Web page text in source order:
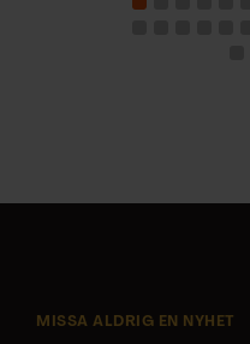
MISSA ALDRIG EN NYHET